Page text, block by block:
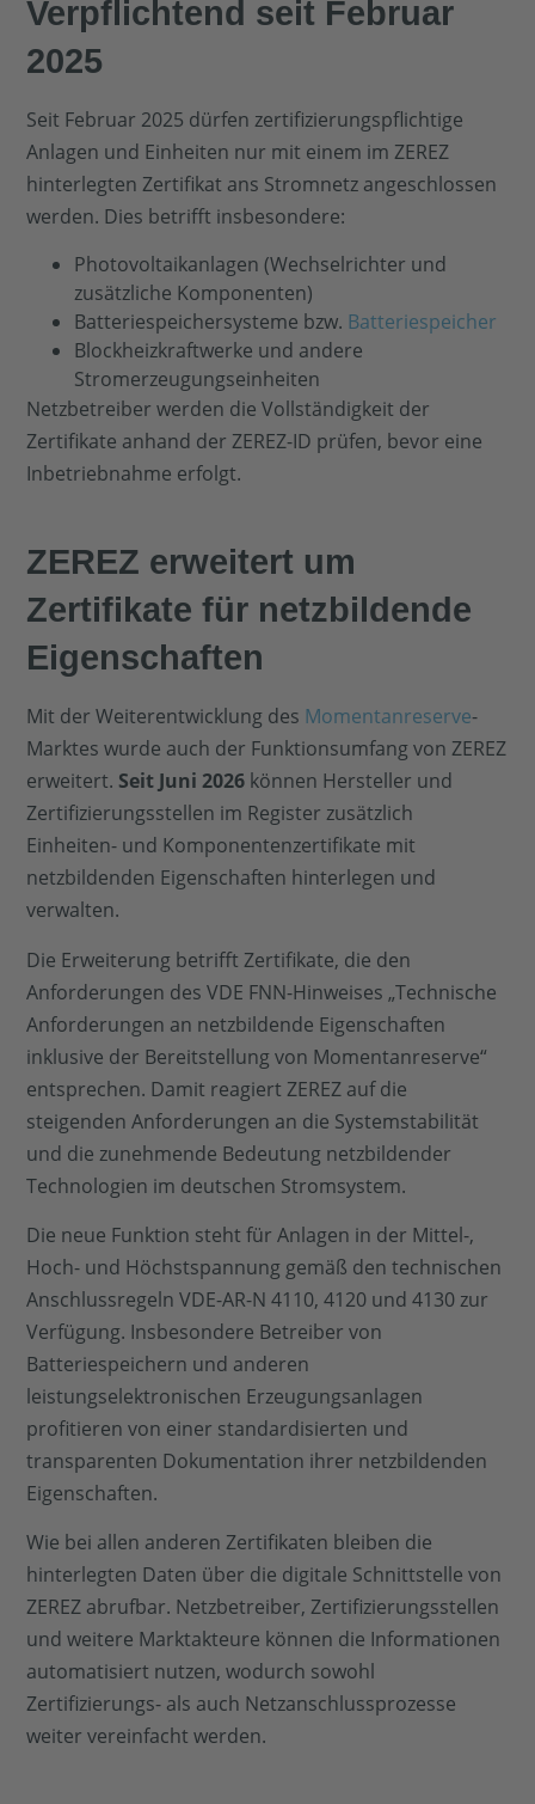
Verpflichtend seit Februar
2025
Seit Februar 2025 dürfen zertifizierungspflichtige
Anlagen und Einheiten nur mit einem im ZEREZ
hinterlegten Zertifikat ans Stromnetz angeschlossen
werden. Dies betrifft insbesondere:
Photovoltaikanlagen (Wechselrichter und
zusätzliche Komponenten)
Batteriespeichersysteme bzw. Batteriespeicher
Blockheizkraftwerke und andere
Stromerzeugungseinheiten
Netzbetreiber werden die Vollständigkeit der
Zertifikate anhand der ZEREZ-ID prüfen, bevor eine
Inbetriebnahme erfolgt.
ZEREZ erweitert um
Zertifikate für netzbildende
Eigenschaften
Mit der Weiterentwicklung des Momentanreserve-
Marktes wurde auch der Funktionsumfang von ZEREZ
erweitert. Seit Juni 2026 können Hersteller und
Zertifizierungsstellen im Register zusätzlich
Einheiten- und Komponentenzertifikate mit
netzbildenden Eigenschaften hinterlegen und
verwalten.
Die Erweiterung betrifft Zertifikate, die den
Anforderungen des VDE FNN-Hinweises „Technische
Anforderungen an netzbildende Eigenschaften
inklusive der Bereitstellung von Momentanreserve“
entsprechen. Damit reagiert ZEREZ auf die
steigenden Anforderungen an die Systemstabilität
und die zunehmende Bedeutung netzbildender
Technologien im deutschen Stromsystem.
Die neue Funktion steht für Anlagen in der Mittel-,
Hoch- und Höchstspannung gemäß den technischen
Anschlussregeln VDE-AR-N 4110, 4120 und 4130 zur
Verfügung. Insbesondere Betreiber von
Batteriespeichern und anderen
leistungselektronischen Erzeugungsanlagen
profitieren von einer standardisierten und
transparenten Dokumentation ihrer netzbildenden
Eigenschaften.
Wie bei allen anderen Zertifikaten bleiben die
hinterlegten Daten über die digitale Schnittstelle von
ZEREZ abrufbar. Netzbetreiber, Zertifizierungsstellen
und weitere Marktakteure können die Informationen
automatisiert nutzen, wodurch sowohl
Zertifizierungs- als auch Netzanschlussprozesse
weiter vereinfacht werden.